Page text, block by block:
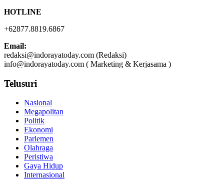
HOTLINE
+62877.8819.6867
Email:
redaksi@indorayatoday.com (Redaksi)
info@indorayatoday.com ( Marketing & Kerjasama )
Telusuri
Nasional
Megapolitan
Politik
Ekonomi
Parlemen
Olahraga
Peristiwa
Gaya Hidup
Internasional